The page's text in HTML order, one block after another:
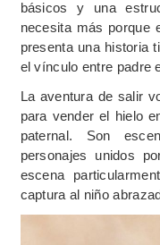
básicos y una
necesita más porque
presenta una historia
el vínculo entre padre
La aventura de salir
para vender el hielo
paternal. Son
personajes unidos
escena
captura al niño